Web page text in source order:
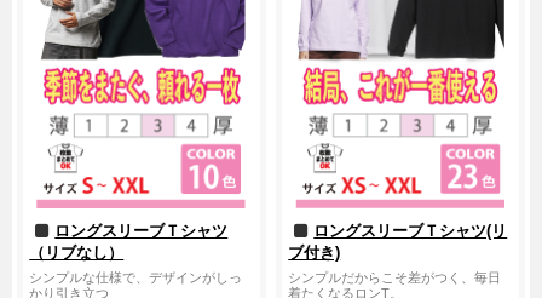
FAX用紙のダウンロード
ロングスリーブＴシャツ
（リブなし）
シンプルな仕様で、デザインがしっ
かり引き立つ
ロングスリーブＴシャツ(リ
ブ付き)
シンプルだからこそ差がつく、毎日
着たくなるロンT。